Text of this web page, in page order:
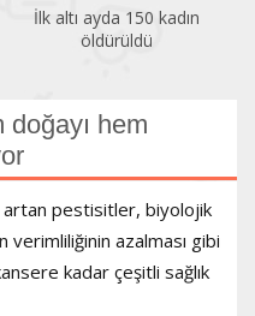
İlk altı ayda 150 kadın
öldürüldü
doğayı hem
artan pestisitler, biyolojik
verimliliğinin azalması gibi
kadar çeşitli sağlık